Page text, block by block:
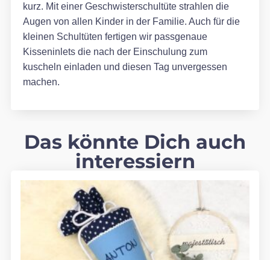
kurz. Mit einer Geschwisterschultüte strahlen die
Augen von allen Kinder in der Familie. Auch für die
kleinen Schultüten fertigen wir passgenaue
Kisseninlets die nach der Einschulung zum
kuscheln einladen und diesen Tag unvergessen
machen.
Das könnte Dich auch
interessiern